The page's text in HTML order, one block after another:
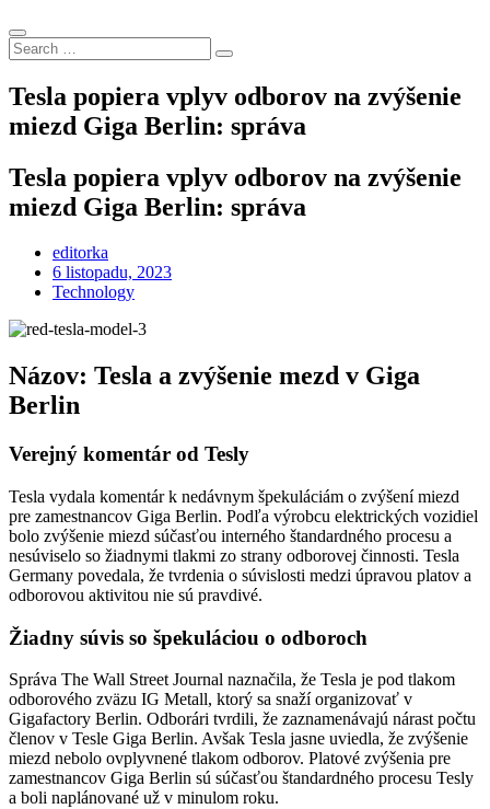
Search
for:
Search
Tesla popiera vplyv odborov na zvýšenie
miezd Giga Berlin: správa
Tesla popiera vplyv odborov na zvýšenie
miezd Giga Berlin: správa
editorka
Posted
on
6 listopadu, 2023
Technology
Názov: Tesla a zvýšenie mezd v Giga
Berlin
Verejný komentár od Tesly
Tesla vydala komentár k nedávnym špekuláciám o zvýšení miezd
pre zamestnancov Giga Berlin. Podľa výrobcu elektrických vozidiel
bolo zvýšenie miezd súčasťou interného štandardného procesu a
nesúviselo so žiadnymi tlakmi zo strany odborovej činnosti. Tesla
Germany povedala, že tvrdenia o súvislosti medzi úpravou platov a
odborovou aktivitou nie sú pravdivé.
Žiadny súvis so špekuláciou o odboroch
Správa The Wall Street Journal naznačila, že Tesla je pod tlakom
odborového zväzu IG Metall, ktorý sa snaží organizovať v
Gigafactory Berlin. Odborári tvrdili, že zaznamenávajú nárast počtu
členov v Tesle Giga Berlin. Avšak Tesla jasne uviedla, že zvýšenie
miezd nebolo ovplyvnené tlakom odborov. Platové zvýšenia pre
zamestnancov Giga Berlin sú súčasťou štandardného procesu Tesly
a boli naplánované už v minulom roku.